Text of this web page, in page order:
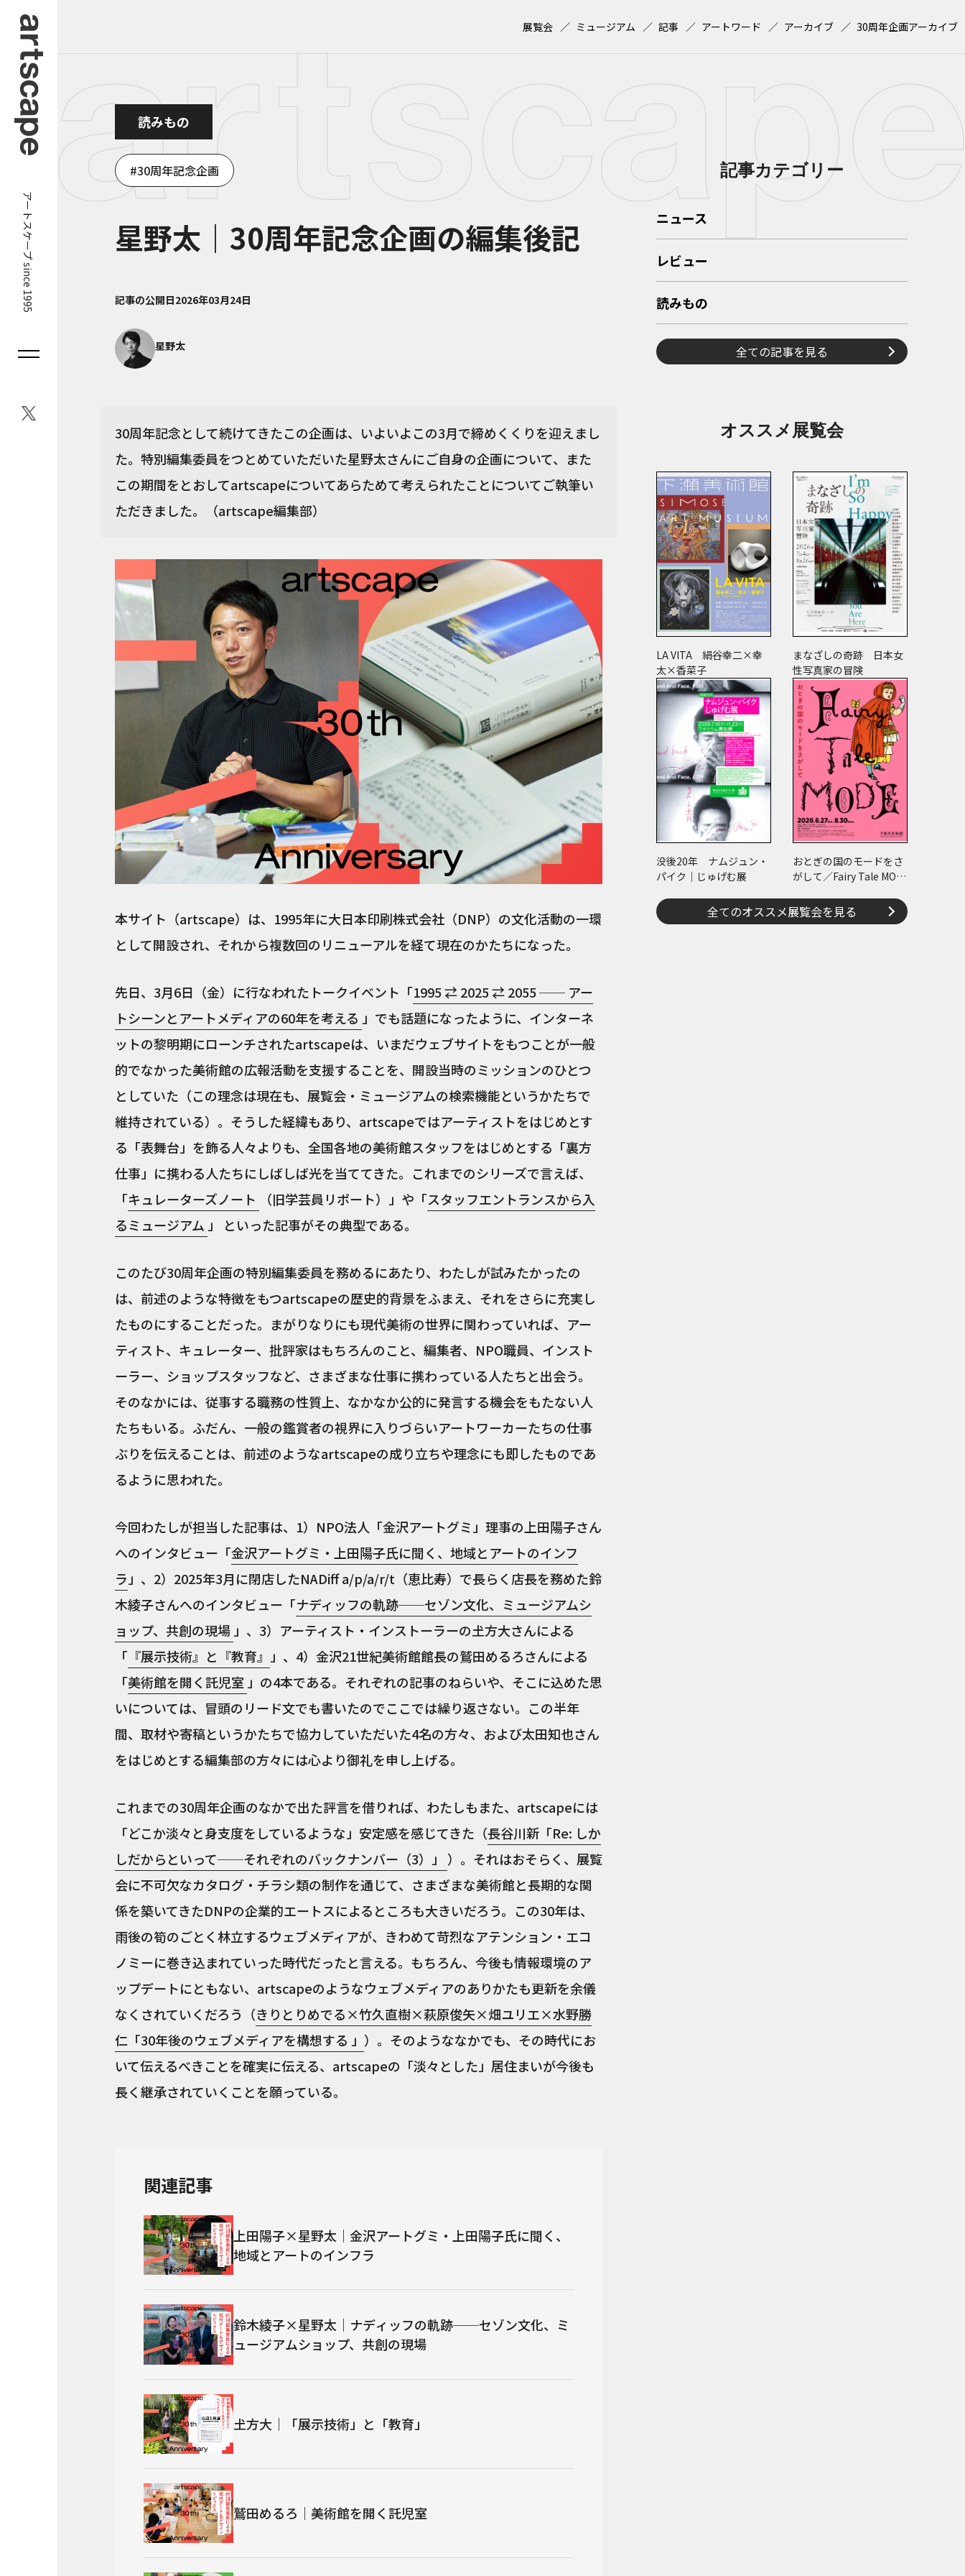
アートスケープ since 1995
展覧会 ミュージアム 記事 アートワード アーカイブ 30周年企画アーカイブ
読みもの
30周年記念企画
星野太｜30周年記念企画の編集後記
記事の公開日2026年03月24日
星野太
30周年記念として続けてきたこの企画は、いよいよこの3月で締めくくりを迎えまし
た。特別編集委員をつとめていただいた星野太さんにご自身の企画について、また
この期間をとおしてartscapeについてあらためて考えられたことについてご執筆い
ただきました。（artscape編集部）
本サイト（artscape）は、1995年に大日本印刷株式会社（DNP）の文化活動の一環
として開設され、それから複数回のリニューアルを経て現在のかたちになった。
先日、3月6日（金）に行なわれたトークイベント「1995 ⇄ 2025 ⇄ 2055 ── アー
トシーンとアートメディアの60年を考える 」でも話題になったように、インターネ
ットの黎明期にローンチされたartscapeは、いまだウェブサイトをもつことが一般
的でなかった美術館の広報活動を支援することを、開設当時のミッションのひとつ
としていた（この理念は現在も、展覧会・ミュージアムの検索機能というかたちで
維持されている）。そうした経緯もあり、artscapeではアーティストをはじめとす
る「表舞台」を飾る人々よりも、全国各地の美術館スタッフをはじめとする「裏方
仕事」に携わる人たちにしばしば光を当ててきた。これまでのシリーズで言えば、
「キュレーターズノート （旧学芸員リポート）」や「スタッフエントランスから入
るミュージアム 」 といった記事がその典型である。
このたび30周年企画の特別編集委員を務めるにあたり、わたしが試みたかったの
は、前述のような特徴をもつartscapeの歴史的背景をふまえ、それをさらに充実し
たものにすることだった。まがりなりにも現代美術の世界に関わっていれば、アー
ティスト、キュレーター、批評家はもちろんのこと、編集者、NPO職員、インスト
ーラー、ショップスタッフなど、さまざまな仕事に携わっている人たちと出会う。
そのなかには、従事する職務の性質上、なかなか公的に発言する機会をもたない人
たちもいる。ふだん、一般の鑑賞者の視界に入りづらいアートワーカーたちの仕事
ぶりを伝えることは、前述のようなartscapeの成り立ちや理念にも即したものであ
るように思われた。
今回わたしが担当した記事は、1）NPO法人「金沢アートグミ」理事の上田陽子さん
へのインタビュー「金沢アートグミ・上田陽子氏に聞く、地域とアートのインフ
ラ 」、2）2025年3月に閉店したNADiff a/p/a/r/t（恵比寿）で長らく店長を務めた鈴
木綾子さんへのインタビュー「ナディッフの軌跡──セゾン文化、ミュージアムシ
ョップ、共創の現場 」、3）アーティスト・インストーラーの𡈽方大さんによる
「 『展示技術』と『教育』
」、4）金沢21世紀美術館館長の鷲田めるろさんによる
「美術館を開く託児室 」の4本である。それぞれの記事のねらいや、そこに込めた思
いについては、冒頭のリード文でも書いたのでここでは繰り返さない。この半年
間、取材や寄稿というかたちで協力していただいた4名の方々、および太田知也さん
をはじめとする編集部の方々には心より御礼を申し上げる。
これまでの30周年企画のなかで出た評言を借りれば、わたしもまた、artscapeには
「どこか淡々と身支度をしているような」安定感を感じてきた（長谷川新「Re: しか
しだからといって──それぞれのバックナンバー（3）」 ）。それはおそらく、展覧
会に不可欠なカタログ・チラシ類の制作を通じて、さまざまな美術館と長期的な関
係を築いてきたDNPの企業的エートスによるところも大きいだろう。この30年は、
雨後の筍のごとく林立するウェブメディアが、きわめて苛烈なアテンション・エコ
ノミーに巻き込まれていった時代だったと言える。もちろん、今後も情報環境のア
ップデートにともない、artscapeのようなウェブメディアのありかたも更新を余儀
なくされていくだろう（きりとりめでる×竹久直樹×萩原俊矢×畑ユリエ×水野勝
仁「30年後のウェブメディアを構想する 」 ）。そのようななかでも、その時代にお
いて伝えるべきことを確実に伝える、artscapeの「淡々とした」居住まいが今後も
長く継承されていくことを願っている。
関連記事
上田陽子×星野太｜金沢アートグミ・上田陽子氏に聞く、
地域とアートのインフラ
鈴木綾子×星野太｜ナディッフの軌跡──セゾン文化、ミ
ュージアムショップ、共創の現場
𡈽方大｜「展示技術」と「教育」
鷲田めるろ｜美術館を開く託児室
記事カテゴリー
ニュース
レビュー
読みもの
全ての記事を見る
オススメ展覧会
LA VITA 絹谷幸二×幸
太×香菜子
まなざしの奇跡 日本女
性写真家の冒険
没後20年 ナムジュン・
パイク｜じゅげむ展
おとぎの国のモードをさ
がして／Fairy Tale MOD
全てのオススメ展覧会を見る